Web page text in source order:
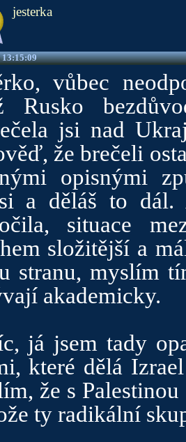
jesterka
13:15:09
vůbec
Rusko
jsi nad
že brečeli
opisnými
a děláš to
situace
složitější a
stranu, myslím
akademicky.
já jsem tady
které dělá
že s
ty radikální